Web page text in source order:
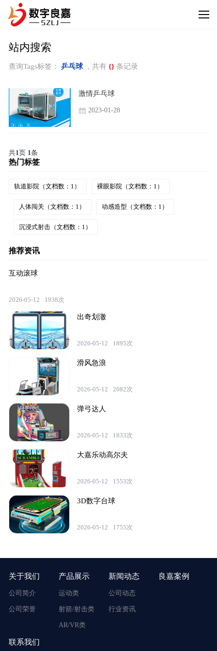
站内搜索
查询Tags标签： 乒乓球，共有 {}条记录
激情乒乓球
2023-01-28
共1页 1条
热门标签
轨道影院（文档数：1） 裸眼影院（文档数：1）
人体闯关（文档数：1） 动感造型（文档数：1）
沉浸式射击（文档数：1）
推荐资讯
互动滚球
2026-05-12 1938次
出奇划澈
2026-05-12 1895次
滑风急浪
2026-05-12 2082次
弹弓达人
2026-05-12 1833次
大嘉乐动高尔夫
2026-05-12 1553次
3D数字台球
2026-05-12 1755次
关于我们
公司简介
公司荣誉
产品展示
运动类
射箭/射击类
AR/VR类
新闻动态
公司动态
行业资讯
良嘉案例
联系我们